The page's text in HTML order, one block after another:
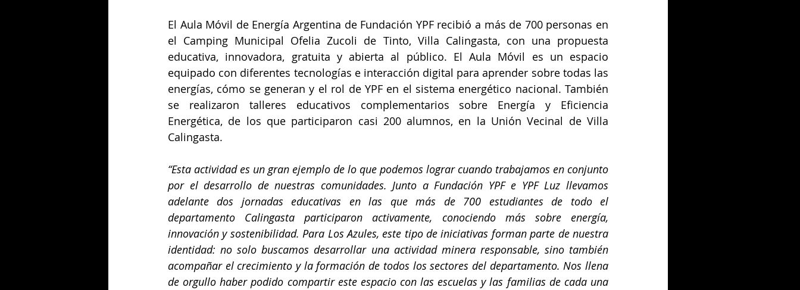
El Aula Móvil de Energía Argentina de Fundación YPF recibió a más de 700 personas en
el Camping Municipal Ofelia Zucoli de Tinto, Villa Calingasta, con una propuesta
educativa, innovadora, gratuita y abierta al público. El Aula Móvil es un espacio
equipado con diferentes tecnologías e interacción digital para aprender sobre todas las
energías, cómo se generan y el rol de YPF en el sistema energético nacional. También
se realizaron talleres educativos complementarios sobre Energía y Eficiencia
Energética, de los que participaron casi 200 alumnos, en la Unión Vecinal de Villa
Calingasta.
“Esta actividad es un gran ejemplo de lo que podemos lograr cuando trabajamos en conjunto
por el desarrollo de nuestras comunidades. Junto a Fundación YPF e YPF Luz llevamos
adelante dos jornadas educativas en las que más de 700 estudiantes de todo el
departamento Calingasta participaron activamente, conociendo más sobre energía,
innovación y sostenibilidad. Para Los Azules, este tipo de iniciativas forman parte de nuestra
identidad: no solo buscamos desarrollar una actividad minera responsable, sino también
acompañar el crecimiento y la formación de todos los sectores del departamento. Nos llena
de orgullo haber podido compartir este espacio con las escuelas y las familias de cada una